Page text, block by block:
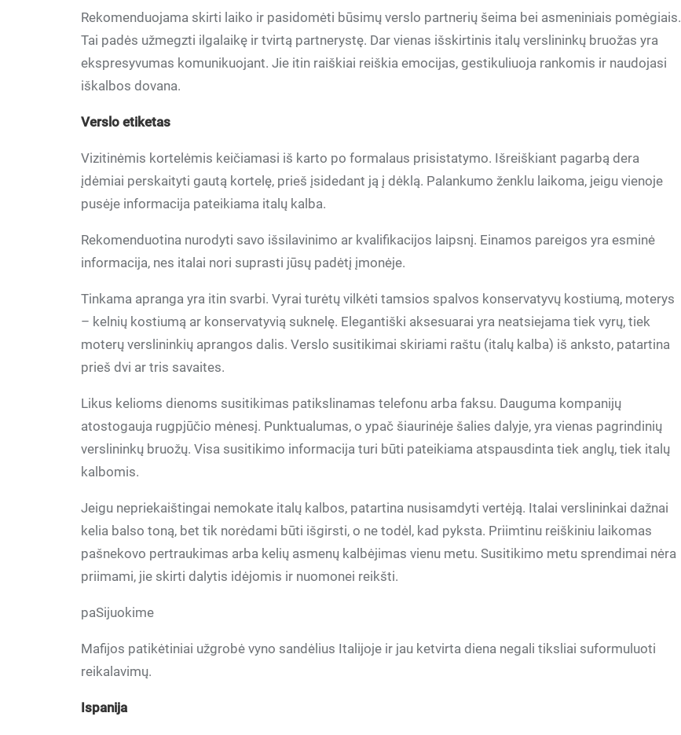
Rekomenduojama skirti laiko ir pasidomėti būsimų verslo partnerių šeima bei asmeniniais pomėgiais.
Tai padės užmegzti ilgalaikę ir tvirtą partnerystę. Dar vienas išskirtinis italų verslininkų bruožas yra
ekspresyvumas komunikuojant. Jie itin raiškiai reiškia emocijas, gestikuliuoja rankomis ir naudojasi
iškalbos dovana.
Verslo etiketas
Vizitinėmis kortelėmis keičiamasi iš karto po formalaus prisistatymo. Išreiškiant pagarbą dera
įdėmiai perskaityti gautą kortelę, prieš įsidedant ją į dėklą. Palankumo ženklu laikoma, jeigu vienoje
pusėje informacija pateikiama italų kalba.
Rekomenduotina nurodyti savo išsilavinimo ar kvalifikacijos laipsnį. Einamos pareigos yra esminė
informacija, nes italai nori suprasti jūsų padėtį įmonėje.
Tinkama apranga yra itin svarbi. Vyrai turėtų vilkėti tamsios spalvos konservatyvų kostiumą, moterys
– kelnių kostiumą ar konservatyvią suknelę. Elegantiški aksesuarai yra neatsiejama tiek vyrų, tiek
moterų verslininkių aprangos dalis. Verslo susitikimai skiriami raštu (italų kalba) iš anksto, patartina
prieš dvi ar tris savaites.
Likus kelioms dienoms susitikimas patikslinamas telefonu arba faksu. Dauguma kompanijų
atostogauja rugpjūčio mėnesį. Punktualumas, o ypač šiaurinėje šalies dalyje, yra vienas pagrindinių
verslininkų bruožų. Visa susitikimo informacija turi būti pateikiama atspausdinta tiek anglų, tiek italų
kalbomis.
Jeigu nepriekaištingai nemokate italų kalbos, patartina nusisamdyti vertėją. Italai verslininkai dažnai
kelia balso toną, bet tik norėdami būti išgirsti, o ne todėl, kad pyksta. Priimtinu reiškiniu laikomas
pašnekovo pertraukimas arba kelių asmenų kalbėjimas vienu metu. Susitikimo metu sprendimai nėra
priimami, jie skirti dalytis idėjomis ir nuomonei reikšti.
paSijuokime
Mafijos patikėtiniai užgrobė vyno sandėlius Italijoje ir jau ketvirta diena negali tiksliai suformuluoti
reikalavimų.
Ispanija